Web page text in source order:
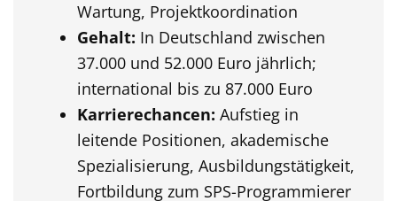
Wartung, Projektkoordination
Gehalt: In Deutschland zwischen
37.000 und 52.000 Euro jährlich;
international bis zu 87.000 Euro
Karrierechancen: Aufstieg in
leitende Positionen, akademische
Spezialisierung, Ausbildungstätigkeit,
Fortbildung zum SPS-Programmierer